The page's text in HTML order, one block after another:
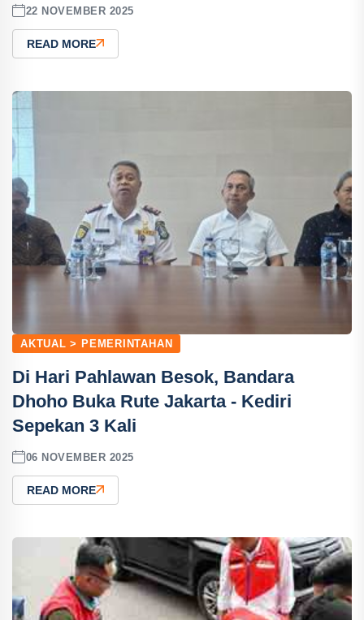
22 NOVEMBER 2025
READ MORE
AKTUAL > PEMERINTAHAN
Di Hari Pahlawan Besok, Bandara
Dhoho Buka Rute Jakarta - Kediri
Sepekan 3 Kali
06 NOVEMBER 2025
READ MORE